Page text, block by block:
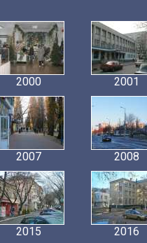
2000 2001
2007 2008
2015 2016